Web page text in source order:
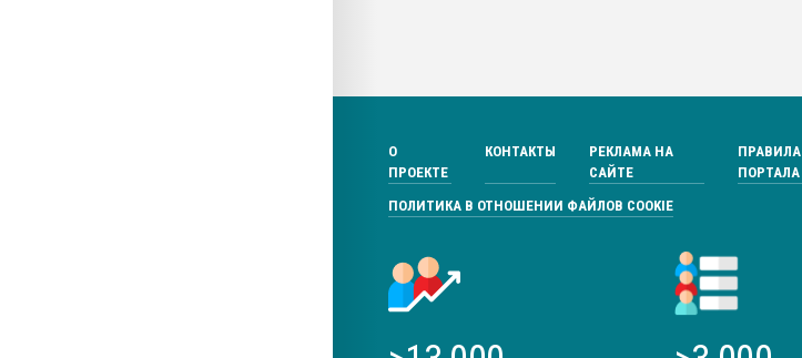
О
ПРОЕКТЕ
КОНТАКТЫ
РЕКЛАМА НА
САЙТЕ
ПРАВИЛА
ПОРТАЛА
ПОЛИТИКА В ОТНОШЕНИИ ФАЙЛОВ COOKIE